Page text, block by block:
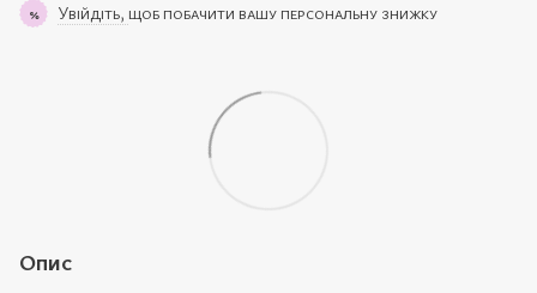
% Увійдіть, щоб побачити вашу персональну знижку
Опис